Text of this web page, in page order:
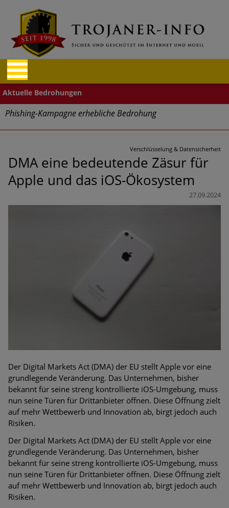
Phishing-Kampagne erhebliche Bedrohung
Welle an Social-Engineering-Betrugsmaschen und
Identitätsdiebstahl
Exponentiell wachsende Risiken, eine immer
unübersichtlichere Cyber-Bedrohungslage – was CISOs jetzt
für mehr Cyber-Resilienz tun können
Ungebremster Aufstieg: Mega-Ransomware. Deutsche
Unternehmen dürfen Bedrohungspotential nicht
Weiterentwicklung der HTTP-basierten Cyberangriffe lässt
Experten vor Tsunami bei Web-DDoS-Angriffen warnen
Harpoon Whaling?
Aktuelle Phishing-Kampagnen mit großen Markennamen –
Amazon hat nun reagiert
Fake-Unternehmensprofile auf LinkedIn: Unternehmen und
Nutzer im Visier der Datendiebe
Cyber Experience Center in Augsburg
Verschlüsselung & Datensicherheit
DMA eine bedeutende Zäsur für
Apple und das iOS-Ökosystem
27.09.2024
Der Digital Markets Act (DMA) der EU stellt Apple vor eine
grundlegende Veränderung. Das Unternehmen, bisher
bekannt für seine streng kontrollierte iOS-Umgebung, muss
nun seine Türen für Drittanbieter öffnen. Diese Öffnung zielt
auf mehr Wettbewerb und Innovation ab, birgt jedoch auch
Risiken.
Der Digital Markets Act (DMA) der EU stellt Apple vor eine
grundlegende Veränderung. Das Unternehmen, bisher
bekannt für seine streng kontrollierte iOS-Umgebung, muss
nun seine Türen für Drittanbieter öffnen. Diese Öffnung zielt
auf mehr Wettbewerb und Innovation ab, birgt jedoch auch
Risiken.